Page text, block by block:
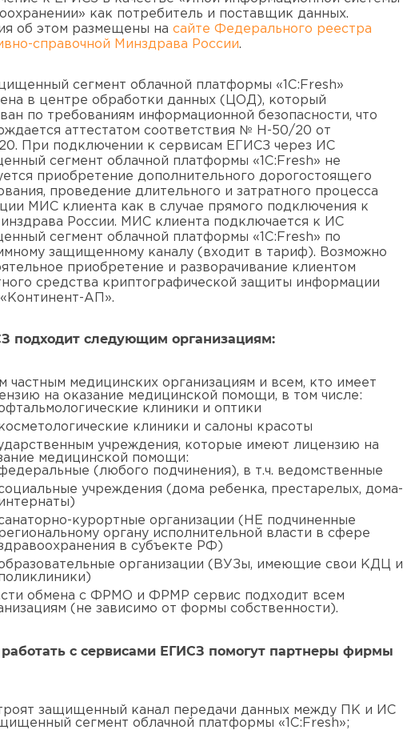
как потребитель и поставщик данных.
об этом размещены на сайте Федерального реестра
справочной Минздрава России.
сегмент облачной платформы «1C:Fresh»
в центре обработки данных (ЦОД), который
по требованиям информационной безопасности, что
аттестатом соответствия № Н-50/20 от
При подключении к сервисам ЕГИСЗ через ИС
сегмент облачной платформы «1C:Fresh» не
приобретение дополнительного дорогостоящего
проведение длительного и затратного процесса
МИС клиента как в случае прямого подключения к
России. МИС клиента подключается к ИС
сегмент облачной платформы «1C:Fresh» по
защищенному каналу (входит в тариф). Возможно
приобретение и разворачивание клиентом
средства криптографической защиты информации
АП».
подходит следующим организациям:
частным медицинских организациям и всем, кто имеет
на оказание медицинской помощи, в том числе:
клиники и оптики
клиники и салоны красоты
учреждения, которые имеют лицензию на
медицинской помощи:
(любого подчинения), в т.ч. ведомственные
учреждения (дома ребенка, престарелых, дома-
курортные организации (НЕ подчиненные
органу исполнительной власти в сфере
в субъекте РФ)
организации (ВУЗы, имеющие свои КДЦ и
обмена с ФРМО и ФРМР сервис подходит всем
(не зависимо от формы собственности).
работать с сервисами ЕГИСЗ помогут партнеры фирмы
защищенный канал передачи данных между ПК и ИС
сегмент облачной платформы «1C:Fresh»;